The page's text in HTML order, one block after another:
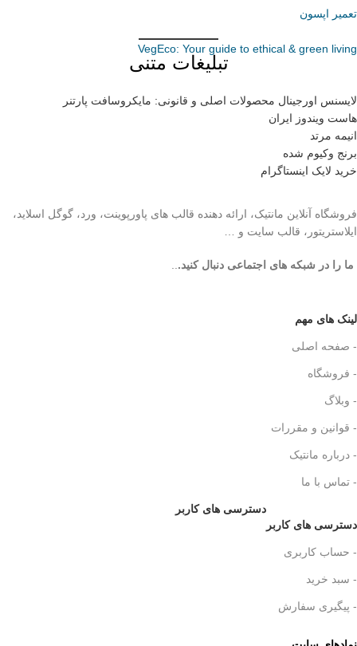
تعمیر اپسون
VegEco: Your guide to ethical & green living
تبلیغات متنی
لایسنس اورجینال محصولات اصلی و قانونی: مایکروسافت پارتنر
هاست ویندوز ایران
انیمه مرتد
برنج وکیوم شده
خرید لایک اینستاگرام
فروشگاه آنلاین مانتیک، ارائه دهنده قالب های پاورپوینت، ورد، گوگل اسلاید،
ایلاستریتور، قالب سایت و …
ما را در شبکه های اجتماعی دنبال کنید...
لینک های مهم
- صفحه اصلی
- فروشگاه
- وبلاگ
- قوانین و مقررات
- درباره مانتیک
- تماس با ما
دسترسی های کاربر
دسترسی های کاربر
- حساب کاربری
- سبد خرید
- پیگیری سفارش